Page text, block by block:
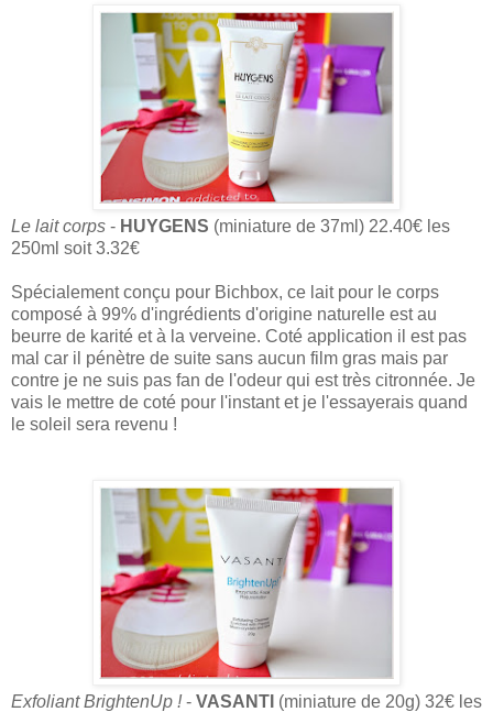
Le lait corps - HUYGENS (miniature de 37ml) 22.40€ les
250ml soit 3.32€
Spécialement conçu pour Bichbox, ce lait pour le corps
composé à 99% d'ingrédients d'origine naturelle est au
beurre de karité et à la verveine. Coté application il est pas
mal car il pénètre de suite sans aucun film gras mais par
contre je ne suis pas fan de l'odeur qui est très citronnée. Je
vais le mettre de coté pour l'instant et je l'essayerais quand
le soleil sera revenu !
Exfoliant BrightenUp !- VASANTI (miniature de 20g) 32€ les